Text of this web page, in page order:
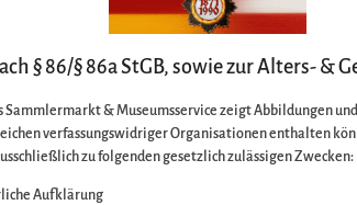
§ 86/§ 86a StGB, sowie zur Alters- &
Sammlermarkt & Museumsservice zeigt Abbildungen
verfassungswidriger Organisationen enthalten
zu folgenden gesetzlich zulässigen Zwecken:
Aufklärung